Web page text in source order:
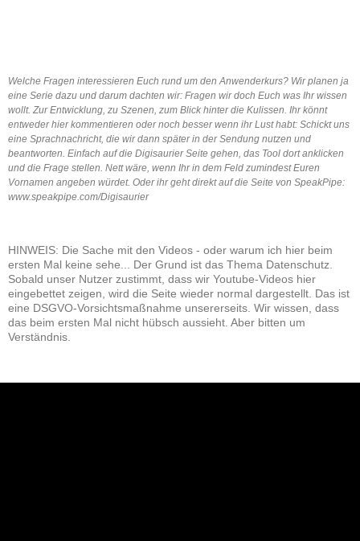
Welche Fragen interessieren Euch rund um den Anwenderkurs? Wir planen ja
eine Serie dazu und darum dachten wir: Fragen wir doch Euch was Ihr wissen
wollt. Zur Entwicklung, zu Szenen, zum Blick hinter die Kulissen. Ihr könnt
entweder hier kommentieren oder noch besser wenn ihr Lust habt: Schickt uns
eine Sprachnachricht, die wir dann später in der Sendung nutzen und
beantworten. Einfach auf die Digisaurier Seite gehen, das Tool dort anklicken
und die Frage stellen. Nett wäre, wenn Ihr in dem Feld zumindest Euren
Vornamen angeben würdet. Oder ihr geht direkt auf die Seite von SpeakPipe:
www.speakpipe.com/Digisaurier
HINWEIS: Die Sache mit den Videos - oder warum ich hier beim
ersten Mal keine sehe... Der Grund ist das Thema Datenschutz.
Sobald unser Nutzer zustimmt, dass wir Youtube-Videos hier
eingebettet zeigen, wird die Seite wieder normal dargestellt. Das ist
eine DSGVO-Vorsichtsmaßnahme unsererseits. Wir wissen, dass
das beim ersten Mal nicht hübsch aussieht. Aber bitten um
Verständnis.